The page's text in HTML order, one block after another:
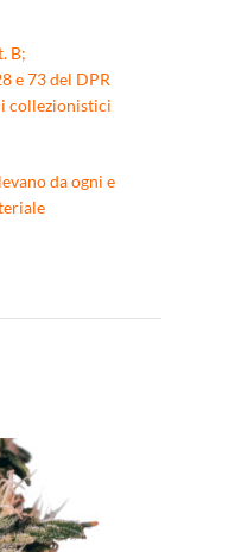
B;
e 73 del DPR
collezionistici
da ogni e